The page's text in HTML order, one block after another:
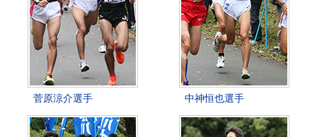
菅原涼介選手 中神恒也選手